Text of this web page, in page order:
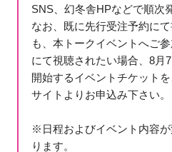
SNS、幻冬舎HPなどで順次
なお、既に先行受注予約に
も、本トークイベントへご
にて視聴されたい場合、8月
開始するイベントチケット
サイトよりお申込み下さい。
※日程およびイベント内容
ります。